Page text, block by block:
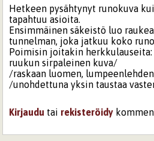
Hetkeen pysähtynyt runokuva
tapahtuu asioita.
Ensimmäinen säkeistö luo
tunnelman, joka jatkuu koko
Poimisin joitakin herkkulauseita:
ruukun sirpaleinen kuva/
/raskaan luomen,
/unohdettuna yksin taustaa
Kirjaudu tai rekisteröidy
Sivut